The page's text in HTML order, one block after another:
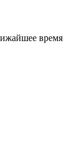
время